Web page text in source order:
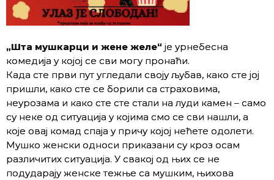
„Шта мушкарци и жене желе“ је урнебесна
комедија у којој се сви могу пронаћи.
Када сте први пут угледали своју љубав, како сте јој
пришли, како сте се борили са страховима,
неурозама и како сте сте стали на луди камен – само
су неке од ситуација у којима смо се сви нашли, а
које овај комад спаја у причу којој нећете одолети.
Мушко женски односи приказани су кроз осам
различитих ситуација. У свакој од њих се не
подударају женске тежње са мушким, њихова